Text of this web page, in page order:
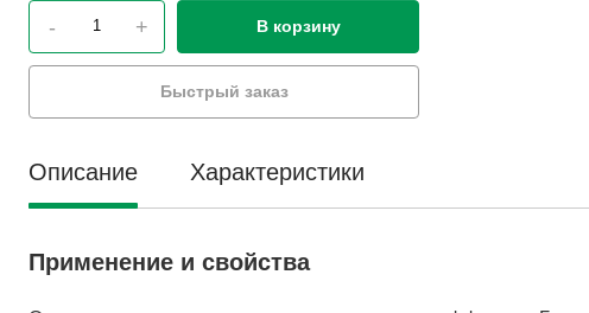
- + В корзину
Быстрый заказ
Описание Характеристики
Применение и свойства